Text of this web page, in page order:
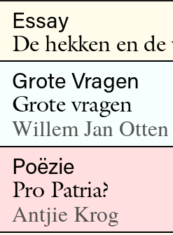
Essay
De hekken en
Grote Vragen
Grote vragen
Willem Jan Otten
Poëzie
Pro Patria?
Antjie Krog